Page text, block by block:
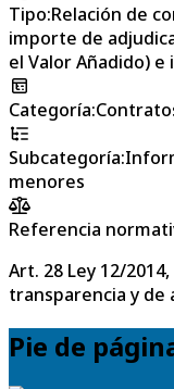
Tipo:Relación de
importe de
el Valor Añadido)
Categoría:
Subcategoría:
menores
Referencia
Art. 28 Ley 12/
transparencia y de
Pie de